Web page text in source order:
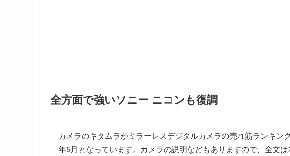
全方面で強いソニー ニコンも復調
カメラのキタムラがミラーレスデジタルカメラの売れ筋ランキン
年5月となっています。カメラの説明などもありますので、全文